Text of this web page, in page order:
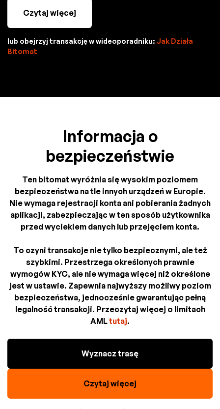
Czytaj więcej
lub obejrzyj transakcję w wideoporadniku: Jak Działa
Bitomat
Informacja o
bezpieczeństwie
Ten bitomat wyróżnia się wysokim poziomem
bezpieczeństwa na tle innych urządzeń w Europie.
Nie wymaga rejestracji konta ani pobierania żadnych
aplikacji, zabezpieczając w ten sposób użytkownika
przed wyciekiem danych lub przejęciem konta.
To czyni transakcje nie tylko bezpiecznymi, ale też
szybkimi. Przestrzega określonych prawnie
wymogów KYC, ale nie wymaga więcej niż określone
jest w ustawie. Zapewnia najwyższy możliwy poziom
bezpieczeństwa, jednocześnie gwarantując pełną
legalność transakcji. Przeczytaj więcej o limitach
AMLtutaj.
Wyznacz trasę
Czytaj więcej